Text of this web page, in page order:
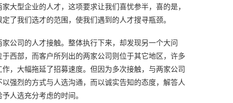
大型企业的人才，这项要求让我们喜忧参半，喜的是，
了我们选才的范围，使我们遇到的人才搜寻瓶颈。
公司的人才接触。整体执行下来，却发现另一个大问
西部，而客户所列出的两家公司则位于其它地区，许多
，大幅拖延了招募速度。但因为多次接触，与两家公司
强烈的方式与人选沟通，而以诚实告知的态度，解答人
人选充分考虑的时间。